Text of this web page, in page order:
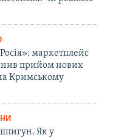
маркетплейс
прийом нових
Кримському
Як у